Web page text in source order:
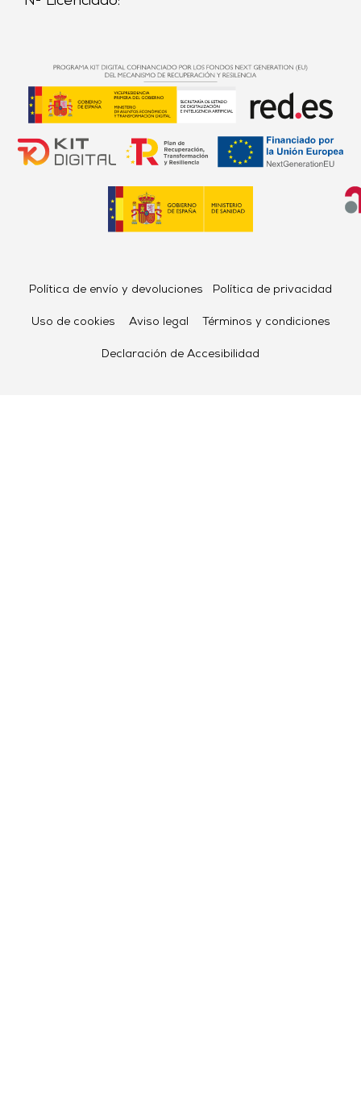
Política de envío y devoluciones Política de privacidad
Uso de cookies Aviso legal Términos y condiciones
Declaración de Accesibilidad